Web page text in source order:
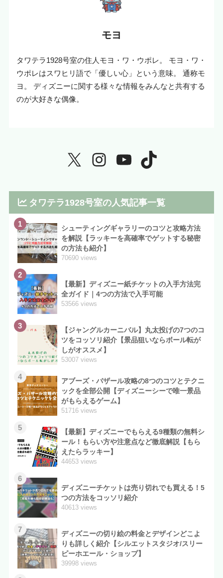
モヨ
タワテラ1928号室の住人モヨ・ワ・ウポレ。 モヨ・ワ・
ウポレはスワヒリ語で「優しい心」という意味。 通称モ
ヨ。 ディズニーに関する様々な情報をみんなと共有する
のが大好きな偶像。
タワテラ1928号室の人気記事一覧
1
シューティングギャラリーのコツと攻略方法
を解説【ラッキーを高確率でゲットする秘密
の方法も紹介】
70690 views
2
【最新】ディズニー紙チケットの入手方法完
全ガイド｜4つの方法で入手可能
53566 views
3
【ジャングルカーニバル】丸太投げの7つのコ
ツをコッソリ紹介【景品狙いならボール転が
しがオススメ】
53007 views
4
アブーズ・バザール攻略の8つのコツとテクニ
ックを全部公開【ディズニーシーで唯一景品
がもらえるゲーム】
51716 views
5
【最新】ディズニーでもらえる9種類の無料シ
ール！もらい方や注意点など徹底解説【もら
えたらラッキー】
44653 views
6
ディズニーチケットは売り切れでも買える！5
つの方法をコッソリ紹介
40613 views
7
ディズニーの切り絵の料金とデザインどこよ
りも詳しく紹介【シルエットスタジオ/スリー
ピーホエール・ショップ】
39998 views